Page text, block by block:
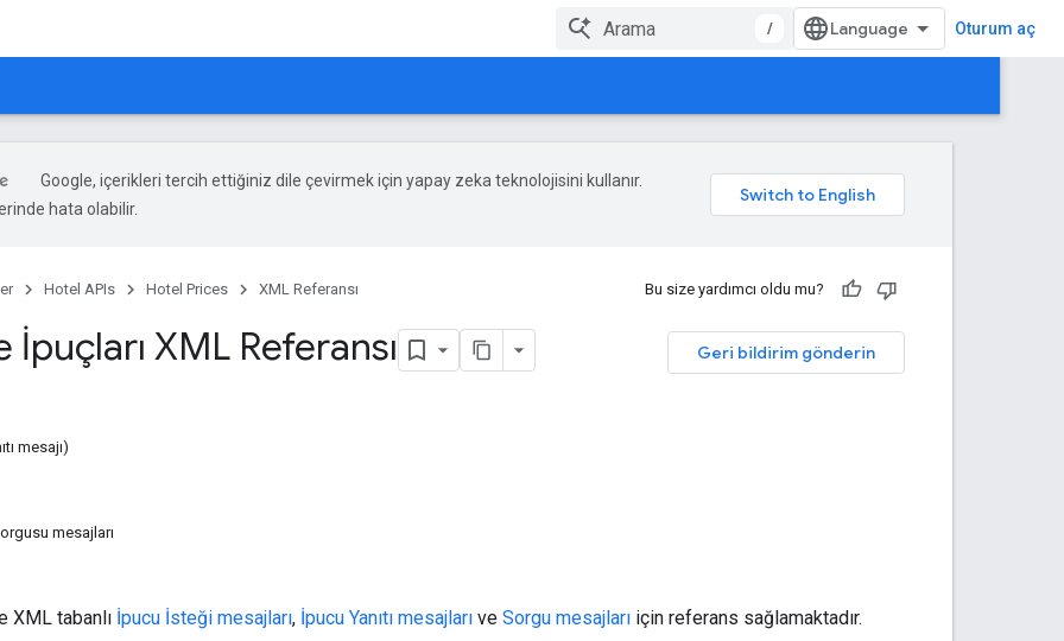
/ Oturum aç
Google, içerikleri tercih ettiğiniz dile çevirmek için yapay zeka teknolojisini kullanır.
hata olabilir.
Hotel APIs Hotel Prices XML Referansı Bu size yardımcı oldu mu?
Geri bildirim gönderin
İpuçları XML Referansı
mesajı)
mesajları
XML tabanlı İpucu İsteği mesajları, İpucu Yanıtı mesajları ve Sorgu mesajları için referans sağlamaktadır.